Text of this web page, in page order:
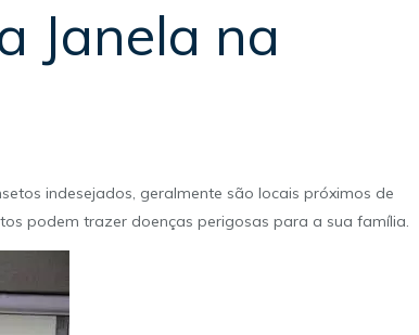
Janela na
indesejados, geralmente são locais próximos de
podem trazer doenças perigosas para a sua família.